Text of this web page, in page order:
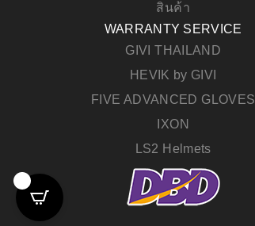
สินค้า
WARRANTY SERVICE
GIVI THAILAND
HEVIK by GIVI
FIVE ADVANCED GLOVES
IXON
LS2 Helmets